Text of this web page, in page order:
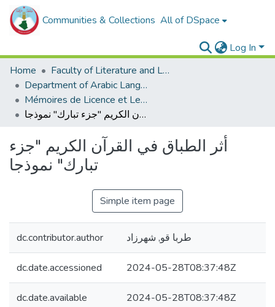
Communities & Collections All of DSpace
Log In
Home
Faculty of Literature and Languages
Department of Arabic Language and Literature
Mémoires de Licence et Les rapports de stage
أثر الطباق في القرآن الكريم "جزء تبارك" نموذجا
أثر الطباق في القرآن الكريم "جزء
تبارك" نموذجا
Simple item page
dc.contributor.author طربا قو, شهرزاد
dc.date.accessioned 2024-05-28T08:37:48Z
dc.date.available 2024-05-28T08:37:48Z